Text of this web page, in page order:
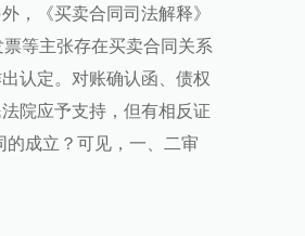
，《买卖合同司法解释》
等主张存在买卖合同关系
认定。对账确认函、债权
院应予支持，但有相反证
的成立？可见，一、二审